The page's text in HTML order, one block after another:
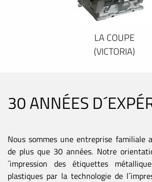
LA COUPE
(VICTORIA)
30 ANNÉES
Nous sommes une entreprise familiale
de plus que 30 années. Notre
´impression des étiquettes
plastiques par la technologie de